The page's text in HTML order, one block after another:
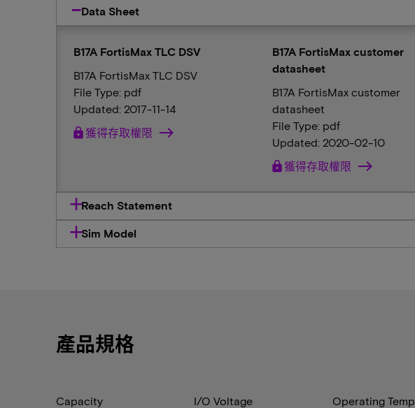
Data Sheet
B17A FortisMax TLC DSV
B17A FortisMax TLC DSV
File Type: pdf
Updated: 2017-11-14
lock 獲得存取權限
B17A FortisMax customer
datasheet
B17A FortisMax customer
datasheet
File Type: pdf
Updated: 2020-02-10
lock 獲得存取權限
Reach Statement
Sim Model
產品規格
Capacity I/O Voltage Operating Temp